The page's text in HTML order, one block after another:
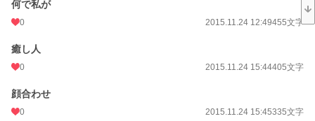
24h.ポイント
更新日時
何で私が
0 2015.11.24 12:49455文字
癒し人
0 2015.11.24 15:44405文字
顔合わせ
0 2015.11.24 15:45335文字